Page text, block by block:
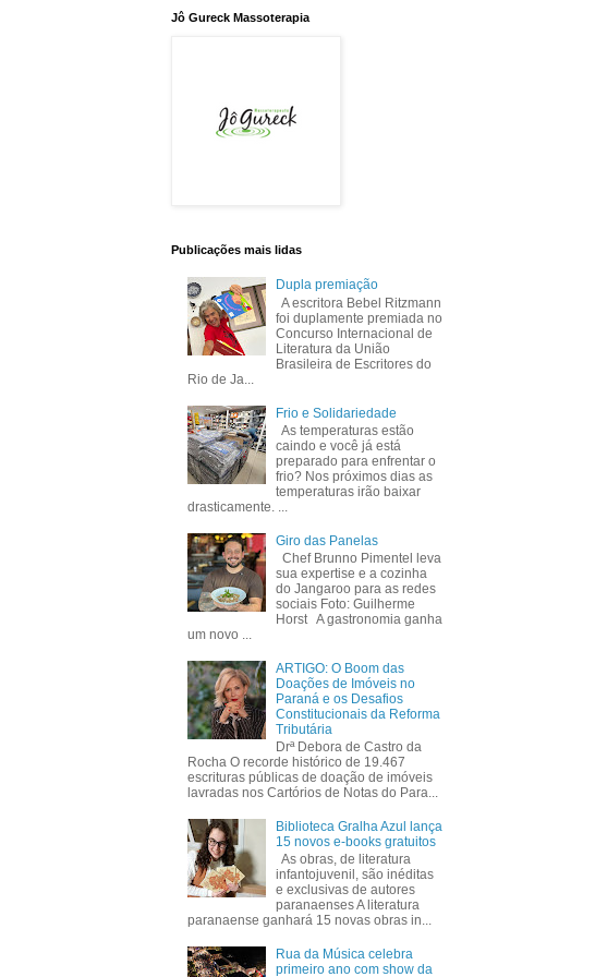
Jô Gureck Massoterapia
Publicações mais lidas
Dupla premiação
A escritora Bebel Ritzmann
foi duplamente premiada no
Concurso Internacional de
Literatura da União
Brasileira de Escritores do
Rio de Ja...
Frio e Solidariedade
As temperaturas estão
caindo e você já está
preparado para enfrentar o
frio? Nos próximos dias as
temperaturas irão baixar
drasticamente. ...
Giro das Panelas
Chef Brunno Pimentel leva
sua expertise e a cozinha
do Jangaroo para as redes
sociais Foto: Guilherme
Horst A gastronomia ganha
um novo ...
ARTIGO: O Boom das
Doações de Imóveis no
Paraná e os Desafios
Constitucionais da Reforma
Tributária
Drª Debora de Castro da
Rocha O recorde histórico de 19.467
escrituras públicas de doação de imóveis
lavradas nos Cartórios de Notas do Para...
Biblioteca Gralha Azul lança
15 novos e-books gratuitos
As obras, de literatura
infantojuvenil, são inéditas
e exclusivas de autores
paranaenses A literatura
paranaense ganhará 15 novas obras in...
Rua da Música celebra
primeiro ano com show da